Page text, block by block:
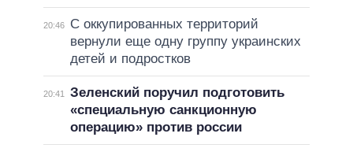
20:46
С оккупированных территорий
вернули еще одну группу украинских
детей и подростков
20:41
Зеленский поручил подготовить
«специальную санкционную
операцию» против россии